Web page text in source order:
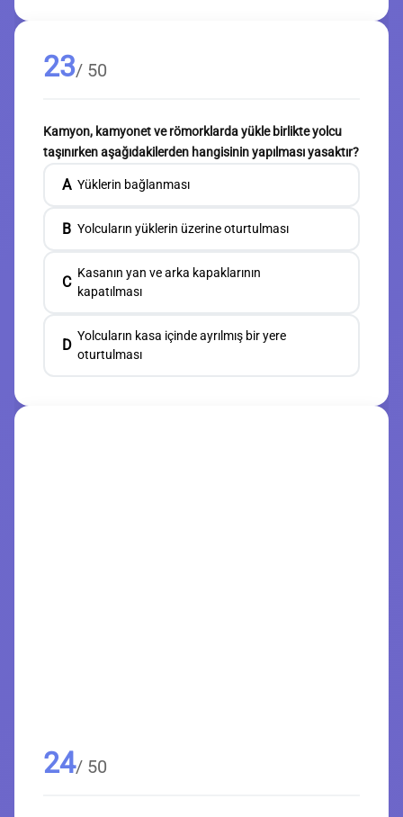
23/ 50
Kamyon, kamyonet ve römorklarda yükle birlikte yolcu
taşınırken aşağıdakilerden hangisinin yapılması yasaktır?
A Yüklerin bağlanması
B Yolcuların yüklerin üzerine oturtulması
C
Kasanın yan ve arka kapaklarının
kapatılması
D
Yolcuların kasa içinde ayrılmış bir yere
oturtulması
24/ 50